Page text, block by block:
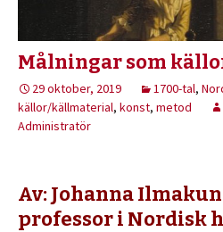
Målningar som
29 oktober, 2019 1700-tal,
källor/källmaterial, konst, metod
Administratör
Av: Johanna
professor i Nordisk